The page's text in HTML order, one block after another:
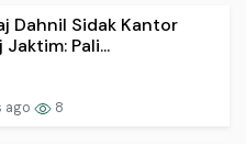
Dahnil Sidak Kantor
Jaktim: Pali...
ago 8